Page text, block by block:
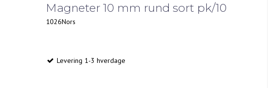
Magneter 10 mm rund sort pk/10
1026Nors
Levering 1-3 hverdage